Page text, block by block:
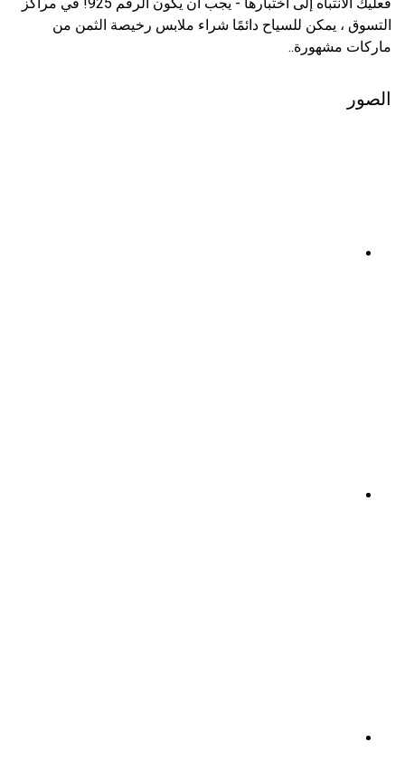
التسوق ، يمكن للسياح دائمًا شراء ملابس رخيصة الثمن من
ماركات مشهورة..
الصور